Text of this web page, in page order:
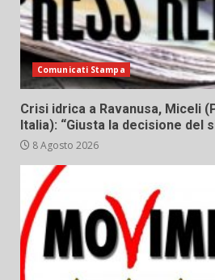
Comunicati Stampa
Crisi idrica a Ravanusa, Miceli
Italia): “Giusta la decisione del
8 Agosto 2026